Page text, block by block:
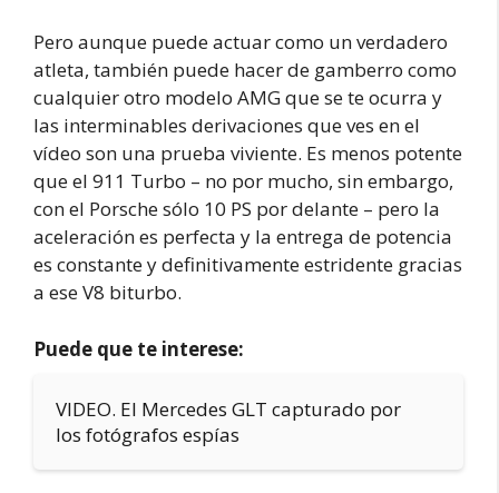
Pero aunque puede actuar como un verdadero
atleta, también puede hacer de gamberro como
cualquier otro modelo AMG que se te ocurra y
las interminables derivaciones que ves en el
vídeo son una prueba viviente. Es menos potente
que el 911 Turbo – no por mucho, sin embargo,
con el Porsche sólo 10 PS por delante – pero la
aceleración es perfecta y la entrega de potencia
es constante y definitivamente estridente gracias
a ese V8 biturbo.
Puede que te interese:
VIDEO. El Mercedes GLT capturado por
los fotógrafos espías